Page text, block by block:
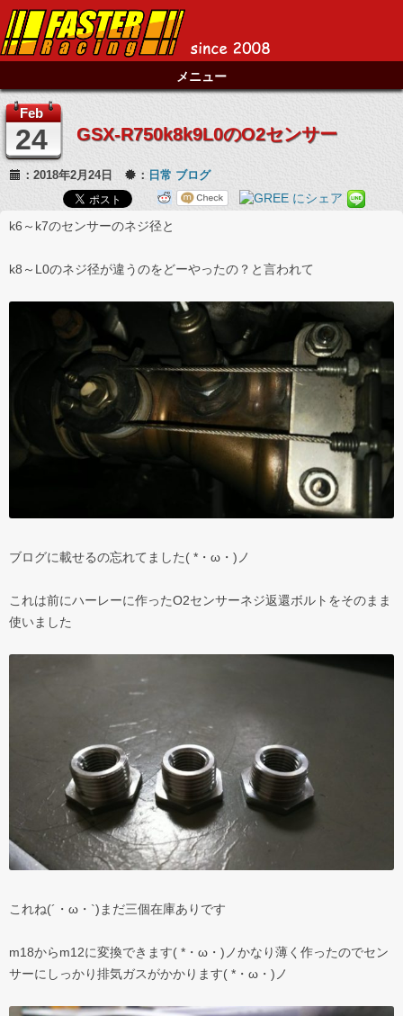
メニュー
Feb
24 GSX-R750k8k9L0のO2センサー
：2018年2月24日 ： 日常 ブログ
k6～k7のセンサーのネジ径と
k8～L0のネジ径が違うのをどーやったの？と言われて
ブログに載せるの忘れてました( *・ω・)ノ
これは前にハーレーに作ったO2センサーネジ返還ボルトをそのまま
使いました
これね(´・ω・`)まだ三個在庫ありです
m18からm12に変換できます( *・ω・)ノかなり薄く作ったのでセン
サーにしっかり排気ガスがかかります( *・ω・)ノ